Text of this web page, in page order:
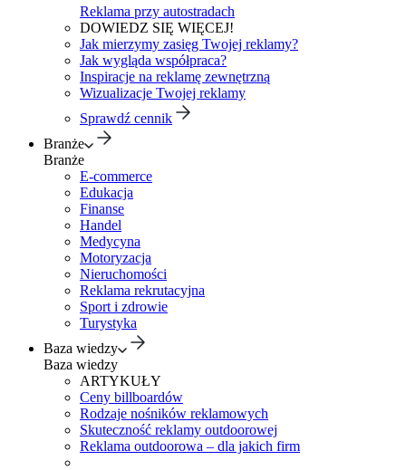
Reklama przy autostradach
DOWIEDZ SIĘ WIĘCEJ!
Jak mierzymy zasięg Twojej reklamy?
Jak wygląda współpraca?
Inspiracje na reklamę zewnętrzną
Wizualizacje Twojej reklamy
Sprawdź cennik
Branże
Branże
E-commerce
Edukacja
Finanse
Handel
Medycyna
Motoryzacja
Nieruchomości
Reklama rekrutacyjna
Sport i zdrowie
Turystyka
Baza wiedzy
Baza wiedzy
ARTYKUŁY
Ceny billboardów
Rodzaje nośników reklamowych
Skuteczność reklamy outdoorowej
Reklama outdoorowa – dla jakich firm